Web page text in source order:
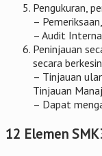
Pengukuran,
–
– Audit
Peninjauan
secara
– Tinjauan
Tinjauan
– Dapat
12 Elemen